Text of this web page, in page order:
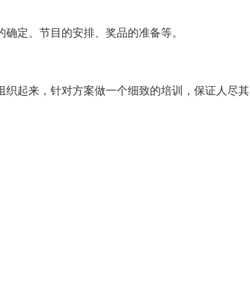
定、节目的安排、奖品的准备等。
起来，针对方案做一个细致的培训，保证人尽其